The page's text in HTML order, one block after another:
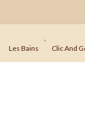
Agence Web
Les Bains
Clic And